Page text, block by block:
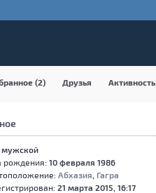
(2) Друзья Активность
мужской
рождения: 10 февраля 1986
Абхазия, Гагра
21 марта 2015, 16:17